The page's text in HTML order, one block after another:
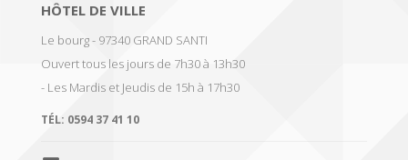
HÔTEL DE VILLE
Le bourg - 97340 GRAND SANTI
Ouvert tous les jours de 7h30 à 13h30
- Les Mardis et Jeudis de 15h à 17h30
TÉL: 0594 37 41 10